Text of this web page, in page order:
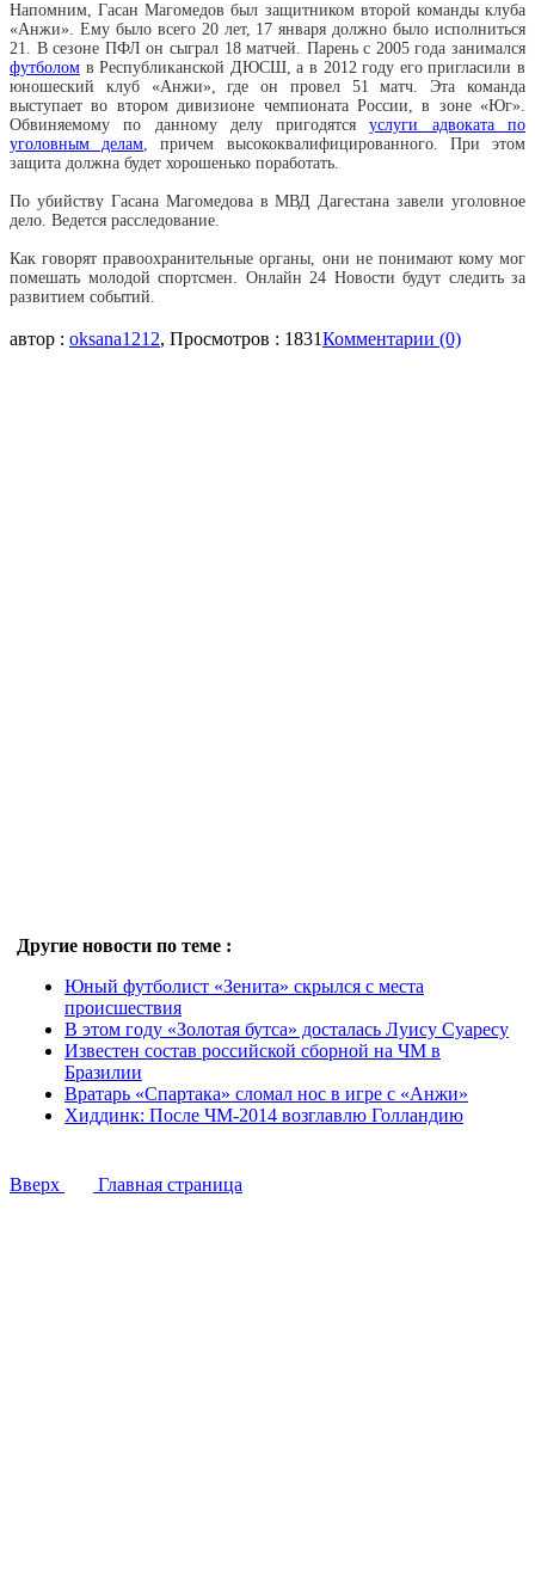
Напомним, Гасан Магомедов был защитником второй команды клуба
«Анжи». Ему было всего 20 лет, 17 января должно было исполниться
21. В сезоне ПФЛ он сыграл 18 матчей. Парень с 2005 года занимался
футболом в Республиканской ДЮСШ, а в 2012 году его пригласили в
юношеский клуб «Анжи», где он провел 51 матч. Эта команда
выступает во втором дивизионе чемпионата России, в зоне «Юг».
Обвиняемому по данному делу пригодятсяуслуги адвоката по
уголовным делам, причем высококвалифицированного. При этом
защита должна будет хорошенько поработать.
По убийству Гасана Магомедова в МВД Дагестана завели уголовное
дело. Ведется расследование.
Как говорят правоохранительные органы, они не понимают кому мог
помешать молодой спортсмен. Онлайн 24 Новости будут следить за
развитием событий.
автор : oksana1212, Просмотров : 1831Комментарии (0)
Другие новости по теме :
Юный футболист «Зенита» скрылся с места
происшествия
В этом году «Золотая бутса» досталась Луису Суаресу
Известен состав российской сборной на ЧМ в
Бразилии
Вратарь «Спартака» сломал нос в игре с «Анжи»
Хиддинк: После ЧМ-2014 возглавлю Голландию
Вверх Главная страница